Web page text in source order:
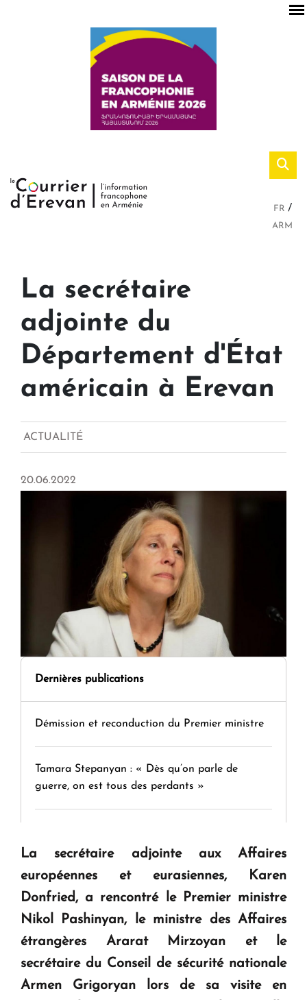
FR
ARM
La secrétaire
adjointe du
Département d'État
américain à Erevan
ACTUALITÉ
20.06.2022
Dernières publications
Démission et reconduction du Premier ministre
Tamara Stepanyan : « Dès qu’on parle de
guerre, on est tous des perdants »
question d'un référendum ne se pose pas. "
KASA : 30 ans d'audace, de résilience et d'avenir
en Arménie
Le premier hôtel Hyatt Regency d'Arménie
La secrétaire adjointe aux Affaires
européennes et eurasiennes, Karen
Donfried, a rencontré le Premier ministre
Nikol Pashinyan, le ministre des Affaires
étrangères Ararat Mirzoyan et le
secrétaire du Conseil de sécurité nationale
Armen Grigoryan lors de sa visite en